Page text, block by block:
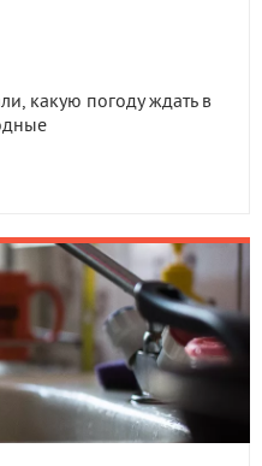
какую погоду ждать в